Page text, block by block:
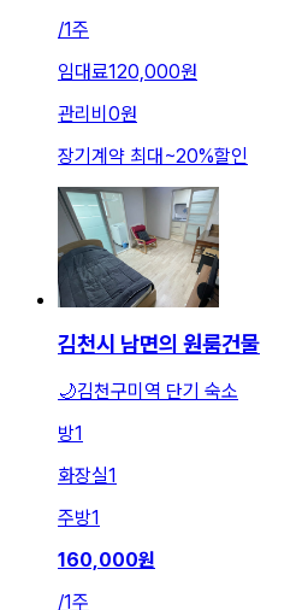
/1주
임대료120,000원
관리비 0원
장기계약 최대~20%할인
김천시 남면의 원룸건물
🌙김천구미역 단기 숙소
방1
화장실1
주방1
160,000원
/1주